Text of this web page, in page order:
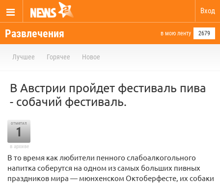
Вход
Развлечения в мою ленту 2679
Лучшее Горячее Новое
В Австрии пройдет фестиваль пива
- собачий фестиваль.
отметил
1
в архиве
В то время как любители пенного слабоалкогольного
напитка соберутся на одном из самых больших пивных
праздников мира — мюнхенском Октоберфесте, их собаки